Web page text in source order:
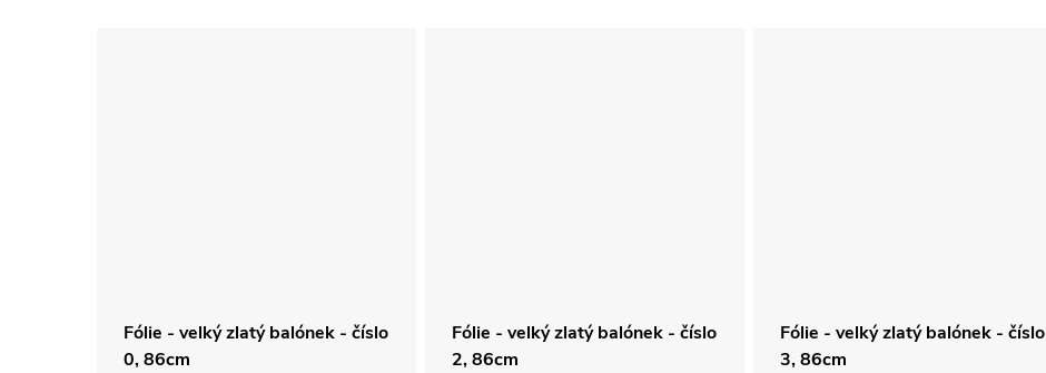
Fólie - velký zlatý balónek - číslo
0, 86cm
Fólie - velký zlatý balónek - číslo
2, 86cm
Fólie - velký zlatý balónek - číslo
3, 86cm